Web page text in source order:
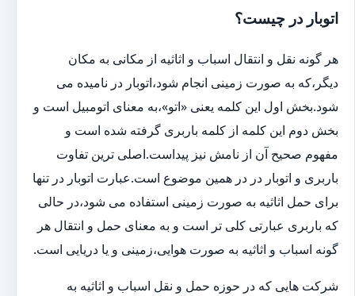
اتوبار در چیست؟
هر گونه نقل و انتقال اسباب و اثاثیه از مکانی به مکان
دیگر،که به صورت زمینی انجام شود،اتوبار در نامیده می
شود.بخش اول این کلمه یعنی «اتو»،به معنای اتومبیل است و
بخش دوم این کلمه از کلمه باربری گرفته شده است و
مفهوم صحیح آن از نامش نیز پیداست.اصلی ترین تفاوت
باربری و اتوبار در در همین موضوع است.عبارت اتوبار در تنها
برای حمل اثاثیه به صورت زمینی استفاده می شود،در حالی
که باربری عبارتی کلی تر است و به معنای حمل و انتقال هر
گونه اسباب و اثاثیه به صورت هوایی،زمینی و یا دریایی است.
شرکت هایی که در حوزه حمل و نقل اسباب و اثاثیه به